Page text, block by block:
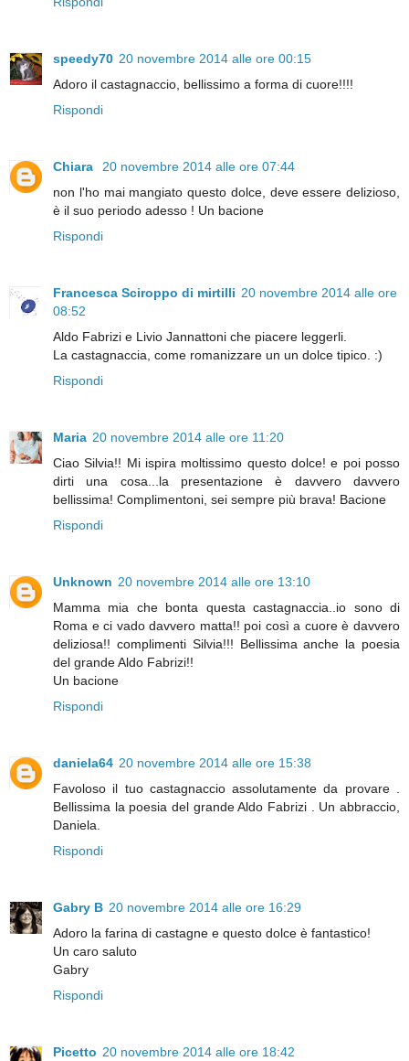
speedy70 20 novembre 2014 alle ore 00:15
Adoro il castagnaccio, bellissimo a forma di cuore!!!!
Rispondi
Chiara
20 novembre 2014 alle ore 07:44
non l'ho mai mangiato questo dolce, deve essere delizioso,
è il suo periodo adesso ! Un bacione
Rispondi
Francesca Sciroppo di mirtilli 20 novembre 2014 alle ore
08:52
Aldo Fabrizi e Livio Jannattoni che piacere leggerli.
La castagnaccia, come romanizzare un un dolce tipico. :)
Rispondi
Maria 20 novembre 2014 alle ore 11:20
Ciao Silvia!! Mi ispira moltissimo questo dolce! e poi posso
dirti una cosa...la presentazione è davvero davvero
bellissima! Complimentoni, sei sempre più brava! Bacione
Rispondi
Unknown 20 novembre 2014 alle ore 13:10
Mamma mia che bonta questa castagnaccia..io sono di
Roma e ci vado davvero matta!! poi così a cuore è davvero
deliziosa!! complimenti Silvia!!! Bellissima anche la poesia
del grande Aldo Fabrizi!!
Un bacione
Rispondi
daniela64 20 novembre 2014 alle ore 15:38
Favoloso il tuo castagnaccio assolutamente da provare .
Bellissima la poesia del grande Aldo Fabrizi . Un abbraccio,
Daniela.
Rispondi
Gabry B 20 novembre 2014 alle ore 16:29
Adoro la farina di castagne e questo dolce è fantastico!
Un caro saluto
Gabry
Rispondi
Picetto 20 novembre 2014 alle ore 18:42